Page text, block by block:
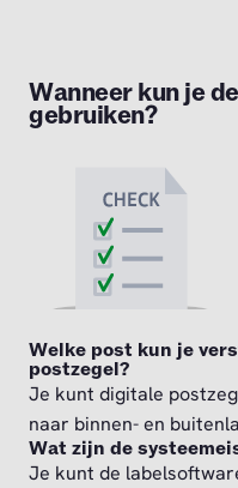
Wanneer kun je
gebruiken?
Welke post kun je
postzegel?
Je kunt digitale
naar binnen- en
Wat zijn de
Je kunt de